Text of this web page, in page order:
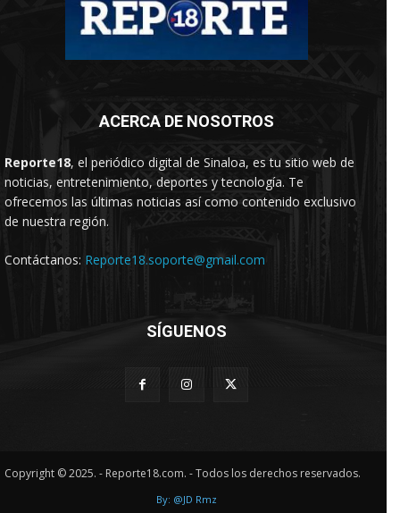
ACERCA DE NOSOTROS
Reporte18, el periódico digital de Sinaloa, es tu sitio web de
noticias, entretenimiento, deportes y tecnología. Te
ofrecemos las últimas noticias así como contenido exclusivo
de nuestra región.
Contáctanos: Reporte18.soporte@gmail.com
SÍGUENOS
Copyright © 2025. - Reporte18.com. - Todos los derechos reservados.
By: @JD Rmz